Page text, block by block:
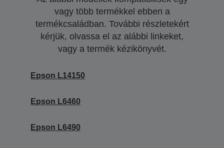
vagy több termékkel ebben a
termékcsaládban. További részletekért
kérjük, olvassa el az alábbi linkeket,
vagy a termék kézikönyvét.
Epson L14150
Epson L6460
Epson L6490